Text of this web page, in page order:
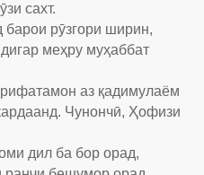
сахт.
барои рӯзгори ширин,
меҳру муҳаббат
аз қадимулаём
Чунончӣ, Ҳофизи
дил ба бор орад,